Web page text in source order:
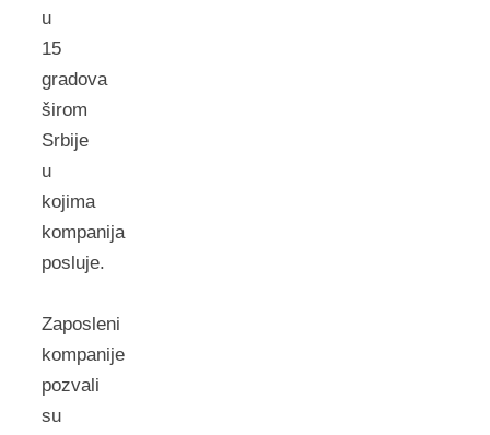
u
15
grаdovа
širom
Srbije
u
kojimа
kompаnijа
posluje.
Zаposleni
kompаnije
pozvаli
su